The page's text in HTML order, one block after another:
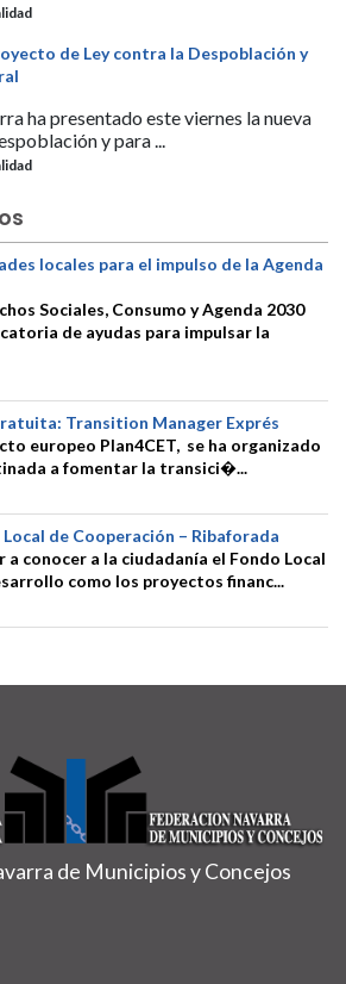
de Ley contra la Despoblación y
ha presentado este viernes la nueva
y para ...
locales para el impulso de la Agenda
Sociales, Consumo y Agenda 2030
de ayudas para impulsar la
Transition Manager Exprés
europeo Plan4CET, se ha organizado
a fomentar la transici�...
de Cooperación – Ribaforada
conocer a la ciudadanía el Fondo Local
como los proyectos financ...
de Municipios y Concejos